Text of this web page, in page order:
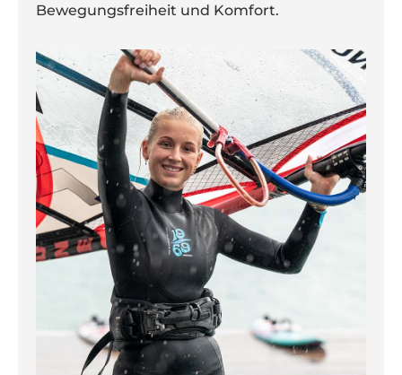
Bewegungsfreiheit und Komfort.